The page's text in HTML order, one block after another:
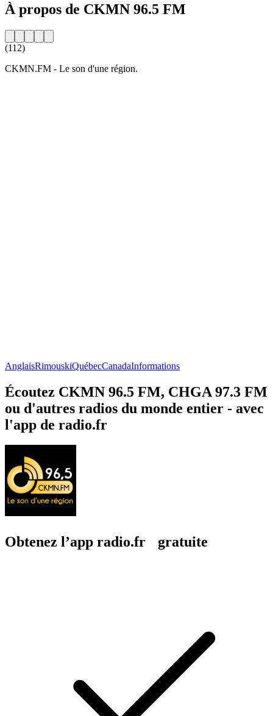
À propos de CKMN 96.5 FM
(112)
CKMN.FM - Le son d'une région.
AnglaisRimouskiQuébecCanadaInformations
Écoutez CKMN 96.5 FM, CHGA 97.3 FM
ou d'autres radios du monde entier - avec
l'app de radio.fr
Obtenez l’app radio.fr gratuite